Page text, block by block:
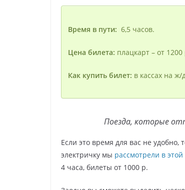
Время в пути: 6,5 часов.
Цена билета: плацкарт – от
Как купить билет: в кассах на
Поезда, которые
Если это время для вас не
электричку мы рассмотрели в этой
4 часа, билеты от 1000 р.